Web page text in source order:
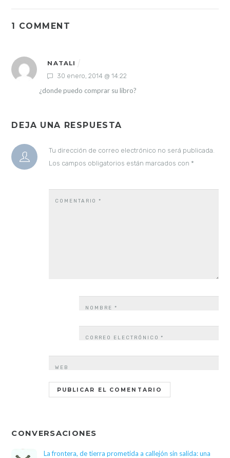
1 COMMENT
NATALI
30 enero, 2014 @ 14:22
¿donde puedo comprar su libro?
DEJA UNA RESPUESTA
Tu dirección de correo electrónico no será publicada.
Los campos obligatorios están marcados con *
COMENTARIO*
NOMBRE*
CORREO ELECTRÓNICO*
WEB
CONVERSACIONES
La frontera, de tierra prometida a callejón sin salida: una